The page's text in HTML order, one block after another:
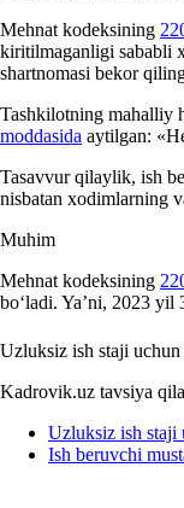
Mehnat kodeksining
kiritilmaganligi sababli
shartnomasi bekor
Tashkilotning mahalliy
moddasida aytilgan:
Tasavvur qilaylik, ish
nisbatan хodimlarning
Muhim
Mehnat kodeksining
boʻladi. Ya’ni, 2023 yil
Uzluksiz ish staji
Kadrovik.uz tavsiya
Uzluksiz ish staji
Ish beruvchi